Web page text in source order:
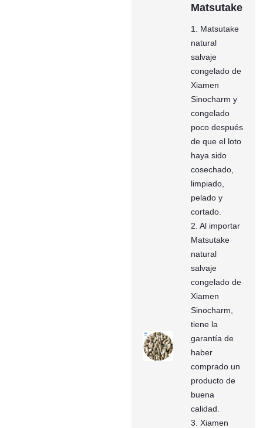
Matsutake
1. Matsutake
natural
salvaje
congelado de
Xiamen
Sinocharm y
congelado
poco después
de que el loto
haya sido
cosechado,
limpiado,
pelado y
cortado.
2. Al importar
Matsutake
natural
salvaje
congelado de
Xiamen
Sinocharm,
tiene la
garantía de
haber
comprado un
producto de
buena
calidad.
3. Xiamen